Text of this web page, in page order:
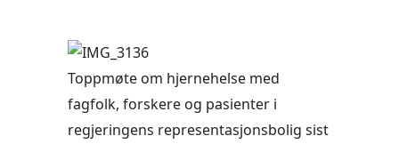
Toppmøte om hjernehelse med
fagfolk, forskere og pasienter i
regjeringens representasjonsbolig sist